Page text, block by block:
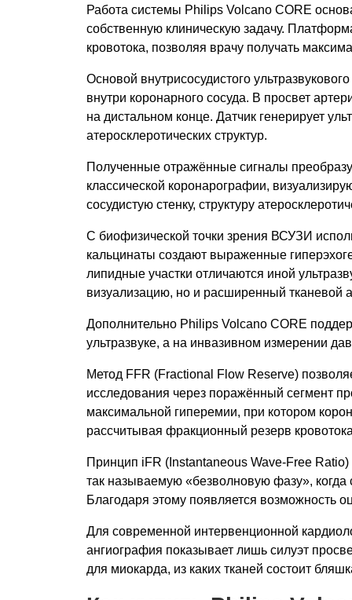
Работа системы Philips Volcano CORE
собственную клиническую задачу.
кровотока, позволяя врачу получать
Основой внутрисосудистого
внутри коронарного сосуда. В просвет
на дистальном конце. Датчик генерирует
атеросклеротических структур.
Полученные отражённые сигналы
классической коронарографии,
сосудистую стенку, структуру
С биофизической точки зрения ВСУЗИ
кальцинаты создают выраженные
липидные участки отличаются иной
визуализацию, но и расширенный тканевой
Дополнительно Philips Volcano CORE
ультразвуке, а на инвазивном измерении
Метод FFR (Fractional Flow Reserve)
исследования через поражённый сегмент
максимальной гиперемии, при котором
рассчитывая фракционный резерв
Принцип iFR (Instantaneous Wave-Free
так называемую «безволновую фазу»,
Благодаря этому появляется возможность
Для современной интервенционной
ангиография показывает лишь силуэт
для миокарда, из каких тканей состоит